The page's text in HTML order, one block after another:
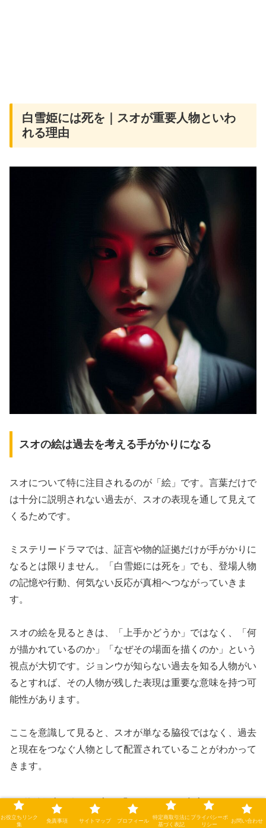
白雪姫には死を｜スオが重要人物といわ
れる理由
スオの絵は過去を考える手がかりになる
スオについて特に注目されるのが「絵」です。言葉だけで
は十分に説明されない過去が、スオの表現を通して見えて
くるためです。
ミステリードラマでは、証言や物的証拠だけが手がかりに
なるとは限りません。「白雪姫には死を」でも、登場人物
の記憶や行動、何気ない反応が真相へつながっていきま
す。
スオの絵を見るときは、「上手かどうか」ではなく、「何
が描かれているのか」「なぜその場面を描くのか」という
視点が大切です。ジョンウが知らない過去を知る人物がい
るとすれば、その人物が残した表現は重要な意味を持つ可
能性があります。
ここを意識して見ると、スオが単なる脇役ではなく、過去
と現在をつなぐ人物として配置されていることがわかって
きます。
❤伏線回収が好きな方は「シグナル」の考察もおすす
めです。
お役立ちリンク
集
免責事項 サイトマップ プロフィール
特定商取引法に
基づく表記
プライバシーポ
リシー
お問い合わせ